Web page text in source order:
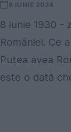
8 IUNIE 2024
8 iunie 1930 -
României. Ce
Putea avea
este o dată